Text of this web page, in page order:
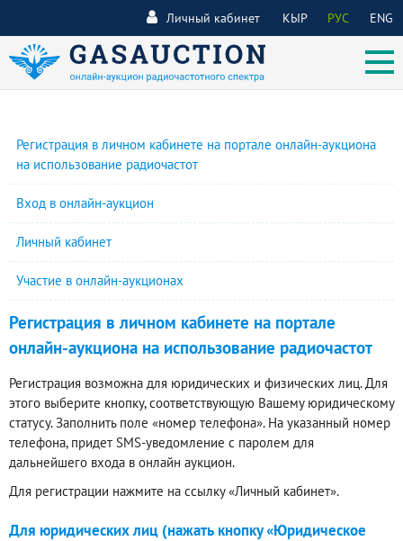
КЫР РУС ENG
Личный кабинет
Регистрация в личном кабинете на портале онлайн-аукциона
на использование радиочастот
Вход в онлайн-аукцион
Личный кабинет
Участие в онлайн-аукционах
Регистрация в личном кабинете на портале
онлайн-аукциона на использование радиочастот
Регистрация возможна для юридических и физических лиц. Для
этого выберите кнопку, соответствующую Вашему юридическому
статусу. Заполнить поле «номер телефона». На указанный номер
телефона, придет SMS-уведомление с паролем для
дальнейшего входа в онлайн аукцион.
Для регистрации нажмите на ссылку «Личный кабинет».
Для юридических лиц (нажать кнопку «Юридическое